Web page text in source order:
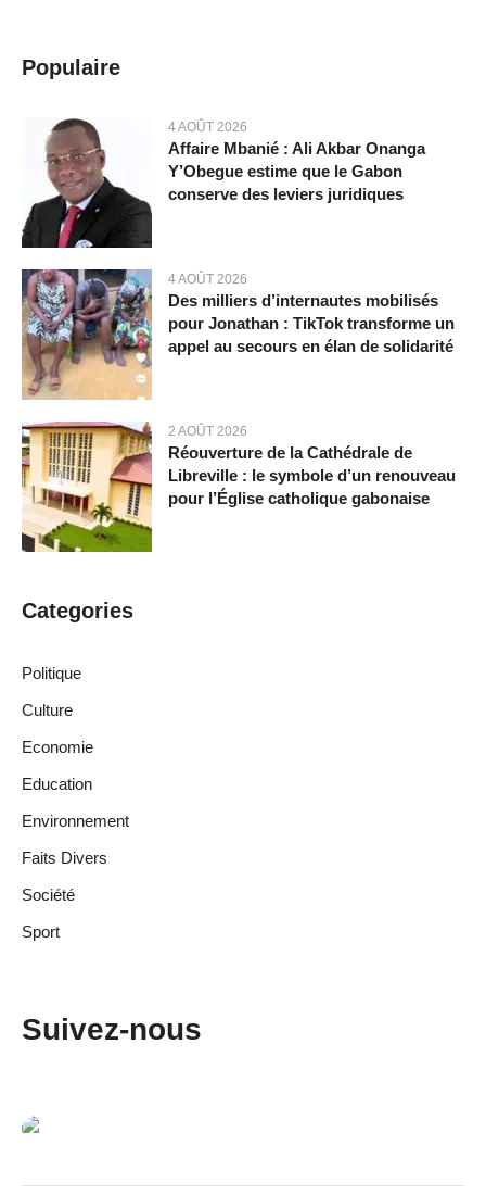
Populaire
4 AOÛT 2026
Affaire Mbanié : Ali Akbar Onanga
Y’Obegue estime que le Gabon
conserve des leviers juridiques
4 AOÛT 2026
Des milliers d’internautes mobilisés
pour Jonathan : TikTok transforme un
appel au secours en élan de solidarité
2 AOÛT 2026
Réouverture de la Cathédrale de
Libreville : le symbole d’un renouveau
pour l’Église catholique gabonaise
Categories
Politique
Culture
Economie
Education
Environnement
Faits Divers
Société
Sport
Suivez-nous